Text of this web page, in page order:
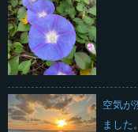
空気が
ました。